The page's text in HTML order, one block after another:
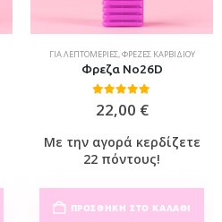
ΓΙΑ ΛΕΠΤΟΜΈΡΙΕΣ,ΦΡΈΖΕΣ ΚΑΡΒΙΔΊΟΥ
Φρεζα No26D
0out of 5
22,00 €
Με την αγορά κερδίζετε
22 πόντους!
ΠΡΟΣΘΉΚΗ ΣΤΟ ΚΑΛΆΘΙ